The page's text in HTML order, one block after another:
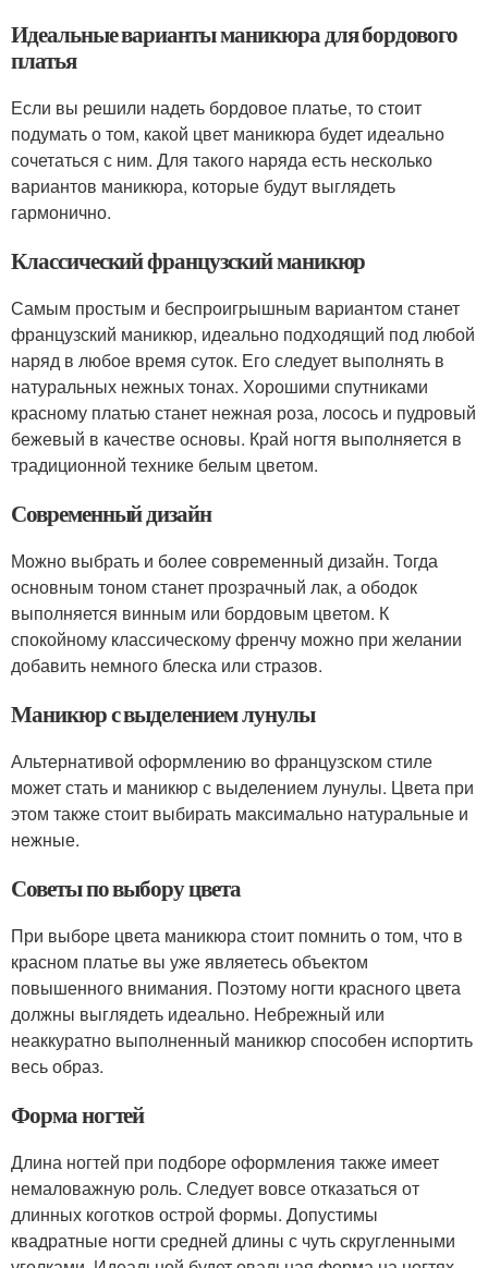
Идеальные варианты маникюра для бордового
платья
Если вы решили надеть бордовое платье, то стоит
подумать о том, какой цвет маникюра будет идеально
сочетаться с ним. Для такого наряда есть несколько
вариантов маникюра, которые будут выглядеть
гармонично.
Классический французский маникюр
Самым простым и беспроигрышным вариантом станет
французский маникюр, идеально подходящий под любой
наряд в любое время суток. Его следует выполнять в
натуральных нежных тонах. Хорошими спутниками
красному платью станет нежная роза, лосось и пудровый
бежевый в качестве основы. Край ногтя выполняется в
традиционной технике белым цветом.
Современный дизайн
Можно выбрать и более современный дизайн. Тогда
основным тоном станет прозрачный лак, а ободок
выполняется винным или бордовым цветом. К
спокойному классическому френчу можно при желании
добавить немного блеска или стразов.
Маникюр с выделением лунулы
Альтернативой оформлению во французском стиле
может стать и маникюр с выделением лунулы. Цвета при
этом также стоит выбирать максимально натуральные и
нежные.
Советы по выбору цвета
При выборе цвета маникюра стоит помнить о том, что в
красном платье вы уже являетесь объектом
повышенного внимания. Поэтому ногти красного цвета
должны выглядеть идеально. Небрежный или
неаккуратно выполненный маникюр способен испортить
весь образ.
Форма ногтей
Длина ногтей при подборе оформления также имеет
немаловажную роль. Следует вовсе отказаться от
длинных коготков острой формы. Допустимы
квадратные ногти средней длины с чуть скругленными